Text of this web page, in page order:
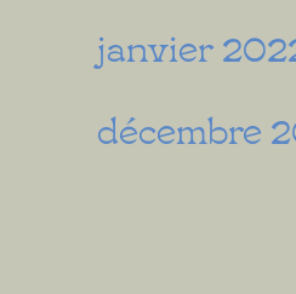
janvier
décembre